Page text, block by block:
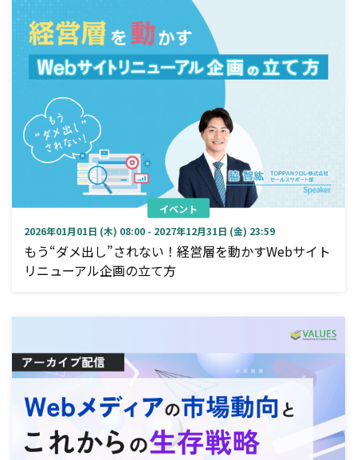
イベント
2026年01月01日 (木) 08:00 - 2027年12月31日 (金) 23:59
もう“ダメ出し”されない！経営層を動かすWebサイト
リニューアル企画の立て方